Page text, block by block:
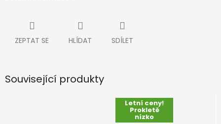
ZEPTAT SE HLÍDAT SDÍLET
Související produkty
Letní ceny!
Prokletě
nízko